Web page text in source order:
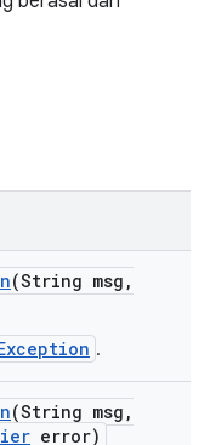
(String msg ,
.
(String msg ,
error)